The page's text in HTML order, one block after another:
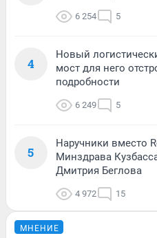
6 254 5
4
Новый
мост для него
подробности
6 249 5
5
Наручники вместо
Минздрава
Дмитрия Беглова
4 972 15
МНЕНИЕ